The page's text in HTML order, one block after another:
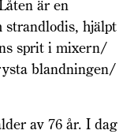
är en
strandlodis, hjälpt
sprit i mixern/
blandningen/
av 76 år. I dag